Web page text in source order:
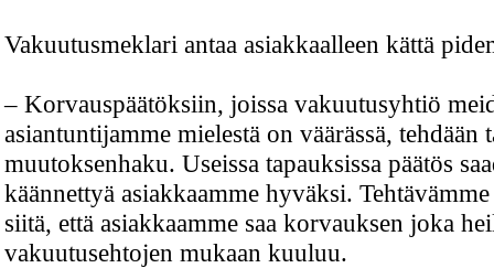
Vakuutusmeklari antaa asiakkaalleen kättä
– Korvauspäätöksiin, joissa vakuutusyhtiö
asiantuntijamme mielestä on väärässä, tehdään
muutoksenhaku. Useissa tapauksissa päätös
käännettyä asiakkaamme hyväksi.
siitä, että asiakkaamme saa korvauksen joka
vakuutusehtojen mukaan kuuluu.